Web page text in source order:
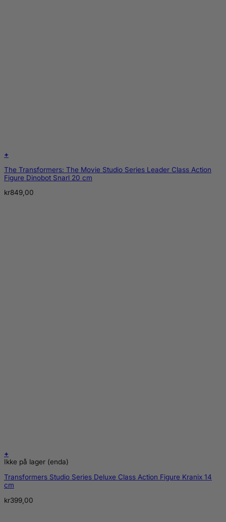
+
The Transformers: The Movie Studio Series Leader Class Action
Figure Dinobot Snarl 20 cm
kr849,00
+
Ikke på lager (enda)
Transformers Studio Series Deluxe Class Action Figure Kranix 14
cm
kr399,00